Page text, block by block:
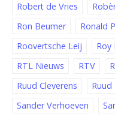
Robert de Vries
Ron Beumer
Ronald
Roovertsche Leij
Roy
RTL Nieuws
RTV
Ruud Cleverens
Ruud
Sander Verhoeven